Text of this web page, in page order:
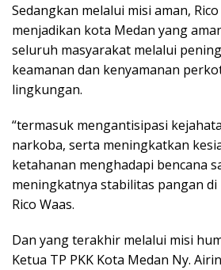
Sedangkan melalui misi aman,
menjadikan kota Medan yang
seluruh masyarakat melalui
keamanan dan kenyamanan
lingkungan.
“termasuk mengantisipasi
narkoba, serta meningkatkan
ketahanan menghadapi bencana
meningkatnya stabilitas pangan
Rico Waas.
Dan yang terakhir melalui misi
Ketua TP PKK Kota Medan Ny.